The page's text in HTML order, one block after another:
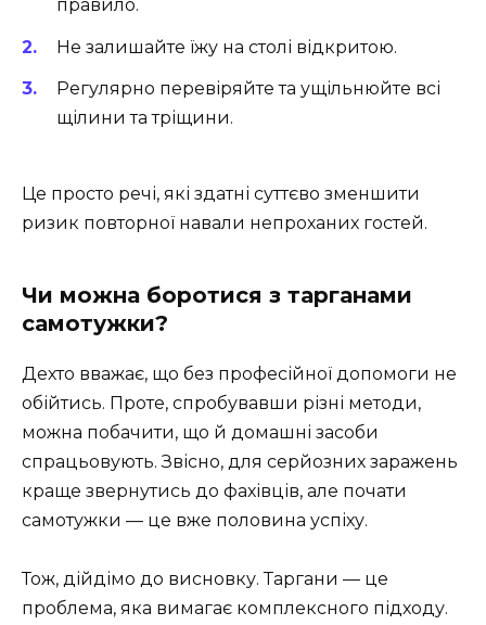
правило.
Не залишайте їжу на столі відкритою.
Регулярно перевіряйте та ущільнюйте всі
щілини та тріщини.
Це просто речі, які здатні суттєво зменшити
ризик повторної навали непроханих гостей.
Чи можна боротися з тарганами
самотужки?
Дехто вважає, що без професійної допомоги не
обійтись. Проте, спробувавши різні методи,
можна побачити, що й домашні засоби
спрацьовують. Звісно, для серйозних заражень
краще звернутись до фахівців, але почати
самотужки — це вже половина успіху.
Тож, дійдімо до висновку. Таргани — це
проблема, яка вимагає комплексного підходу.